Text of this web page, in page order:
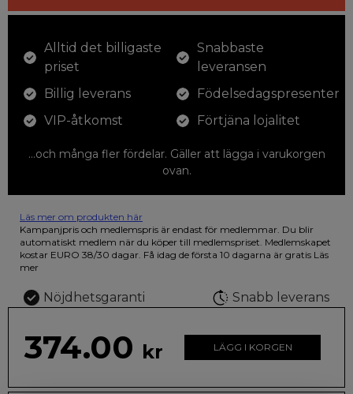
Alltid det billigaste
priset
Billig leverans
VIP-åtkomst
Snabbaste
leveransen
Födelsedagspresenter
Förtjäna lojalitet
...och många fler fördelar. Gäller att lägga i varukorgen
ovan.
Läs mer om produkten här
12 färgpennor som du kan färglägga dina teckningar med. På
illustrationen på den vackra askan finns fjärilar i vilda fluorescerande
färger.
Kampanjpris och medlemspris är endast för medlemmar. Du blir
automatiskt medlem när du köper till medlemspriset. Medlemskapet
kostar EURO 38/30 dagar. Få idag de första 10 dagarna är gratis Läs
mer
Nöjdhetsgaranti Snabb leverans
374.00 kr LÄGG I KORGEN